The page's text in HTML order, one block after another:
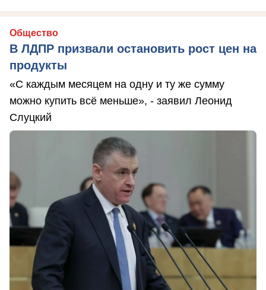
Общество
В ЛДПР призвали остановить рост цен на
продукты
«С каждым месяцем на одну и ту же сумму
можно купить всё меньше», - заявил Леонид
Слуцкий